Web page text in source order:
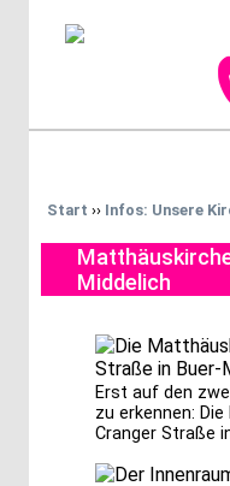
Start ›› Infos: Unsere
Middelich
Erst auf den
zu erkennen:
Cranger Straße